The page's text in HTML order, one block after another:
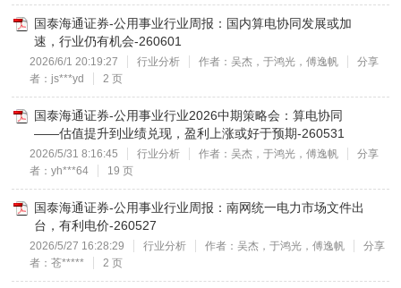
国泰海通证券-公用事业行业周报：国内算电协同发展或加
速，行业仍有机会-260601
2026/6/1 20:19:27 行业分析 作者：吴杰，于鸿光，傅逸帆
分享
者：js***yd
2 页
国泰海通证券-公用事业行业2026中期策略会：算电协同
——估值提升到业绩兑现，盈利上涨或好于预期-260531
2026/5/31 8:16:45 行业分析 作者：吴杰，于鸿光，傅逸帆
分享
者：yh***64
19 页
国泰海通证券-公用事业行业周报：南网统一电力市场文件出
台，有利电价-260527
2026/5/27 16:28:29 行业分析 作者：吴杰，于鸿光，傅逸帆
分享
者：苍*****
2 页